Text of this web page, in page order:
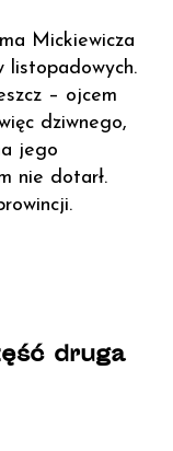
Mickiewicza
listopadowych.
– ojcem
dziwnego,
jego
nie dotarł.
druga